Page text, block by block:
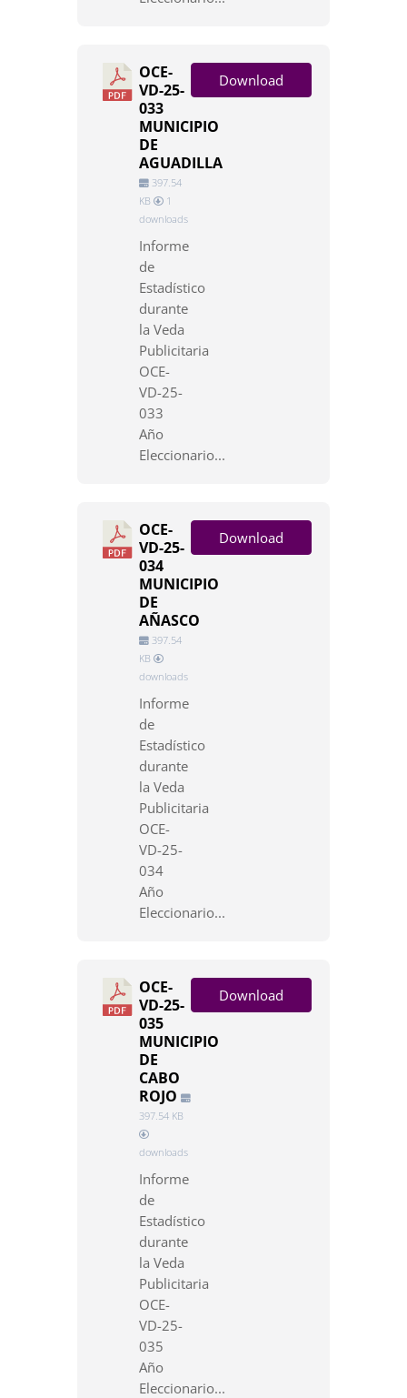
OCE-
VD-25-
033
MUNICIPIO
DE
AGUADILLA
397.54
KB
1
downloads
Informe
de
Estadístico
durante
la Veda
Publicitaria
OCE-
VD-25-
033
Año
Eleccionario...
Download
OCE-
VD-25-
034
MUNICIPIO
DE
AÑASCO
397.54
KB
downloads
Informe
de
Estadístico
durante
la Veda
Publicitaria
OCE-
VD-25-
034
Año
Eleccionario...
Download
OCE-
VD-25-
035
MUNICIPIO
DE
CABO
ROJO
397.54 KB
downloads
Informe
de
Estadístico
durante
la Veda
Publicitaria
OCE-
VD-25-
035
Año
Eleccionario...
Download